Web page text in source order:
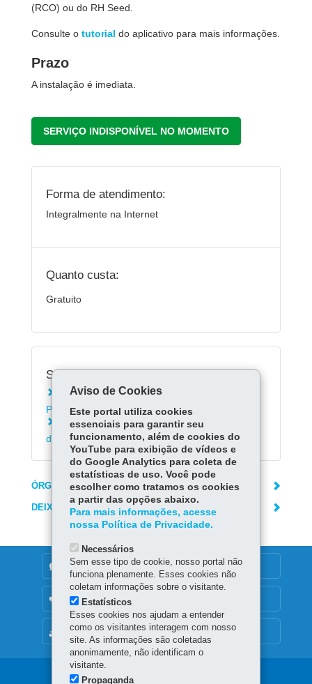
(RCO) ou do RH Seed.
Consulte o tutorial do aplicativo para mais informações.
Prazo
A instalação é imediata.
SERVIÇO INDISPONÍVEL NO MOMENTO
Forma de atendimento:
Integralmente na Internet
Quanto custa:
Gratuito
Serviços Relacionados:
Instalar o aplicativo Escola Paraná - Alunos e
Pais
Acessar Registro de Classe On-line da Rede
de Ensino (RCO)
ÓRGÃO RESPONSÁVEL
DEIXE SUA OPINIÃO
MAPA DO SITE
DENUNCIE CORRUPÇÃO
OUVIDORIA
Aviso de Cookies
Este portal utiliza cookies
essenciais para garantir seu
funcionamento, além de cookies do
YouTube para exibição de vídeos e
do Google Analytics para coleta de
estatísticas de uso. Você pode
escolher como tratamos os cookies
a partir das opções abaixo.
Para mais informações, acesse
nossa Política de Privacidade.
Necessários
Sem esse tipo de cookie, nosso portal não
funciona plenamente. Esses cookies não
coletam informações sobre o visitante.
Estatísticos
Esses cookies nos ajudam a entender
como os visitantes interagem com nosso
site. As informações são coletadas
anonimamente, não identificam o
visitante.
Propaganda